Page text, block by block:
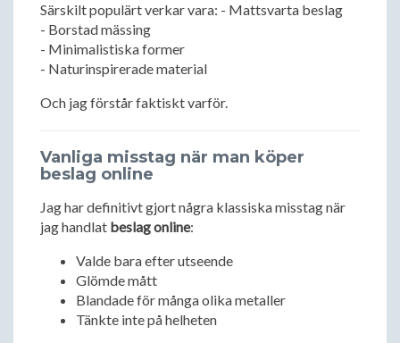
Särskilt populärt verkar vara: - Mattsvarta beslag
- Borstad mässing
- Minimalistiska former
- Naturinspirerade material
Och jag förstår faktiskt varför.
Vanliga misstag när man köper
beslag online
Jag har definitivt gjort några klassiska misstag när
jag handlat beslag online:
Valde bara efter utseende
Glömde mått
Blandade för många olika metaller
Tänkte inte på helheten